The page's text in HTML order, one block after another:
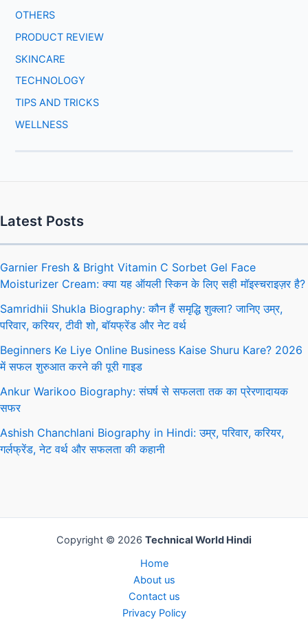
OTHERS
PRODUCT REVIEW
SKINCARE
TECHNOLOGY
TIPS AND TRICKS
WELLNESS
Latest Posts
Garnier Fresh & Bright Vitamin C Sorbet Gel Face
Moisturizer Cream: क्या यह ऑयली स्किन के लिए सही मॉइस्चराइज़र है?
Samridhii Shukla Biography: कौन हैं समृद्धि शुक्ला? जानिए उम्र,
परिवार, करियर, टीवी शो, बॉयफ्रेंड और नेट वर्थ
Beginners Ke Liye Online Business Kaise Shuru Kare? 2026
में सफल शुरुआत करने की पूरी गाइड
Ankur Warikoo Biography: संघर्ष से सफलता तक का प्रेरणादायक
सफर
Ashish Chanchlani Biography in Hindi: उम्र, परिवार, करियर,
गर्लफ्रेंड, नेट वर्थ और सफलता की कहानी
Copyright © 2026 Technical World Hindi
Home
About us
Contact us
Privacy Policy